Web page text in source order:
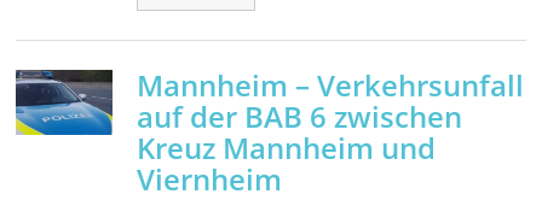
Mannheim – Verkehrsunfall
auf der BAB 6 zwischen
Kreuz Mannheim und
Viernheim